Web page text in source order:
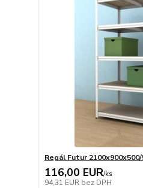
Regál Futur
116,00 EUR/ks
94,31 EUR bez DPH